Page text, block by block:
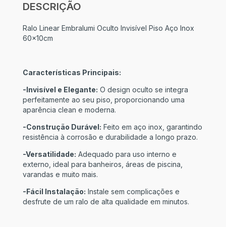
DESCRIÇÃO
Ralo Linear Embralumi Oculto Invisível Piso Aço Inox
60x10cm
Características Principais:
-Invisível e Elegante: O design oculto se integra
perfeitamente ao seu piso, proporcionando uma
aparência clean e moderna.
-Construção Durável: Feito em aço inox, garantindo
resistência à corrosão e durabilidade a longo prazo.
-Versatilidade: Adequado para uso interno e
externo, ideal para banheiros, áreas de piscina,
varandas e muito mais.
-Fácil Instalação: Instale sem complicações e
desfrute de um ralo de alta qualidade em minutos.